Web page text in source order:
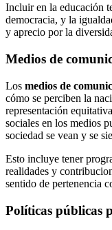
Incluir en la educación
democracia, y la
y aprecio por la
Medios de
Los medios de
cómo se perciben la
representación
sociales en los medios
sociedad se vean y se
Esto incluye tener
realidades y
sentido de pertenencia
Políticas públicas